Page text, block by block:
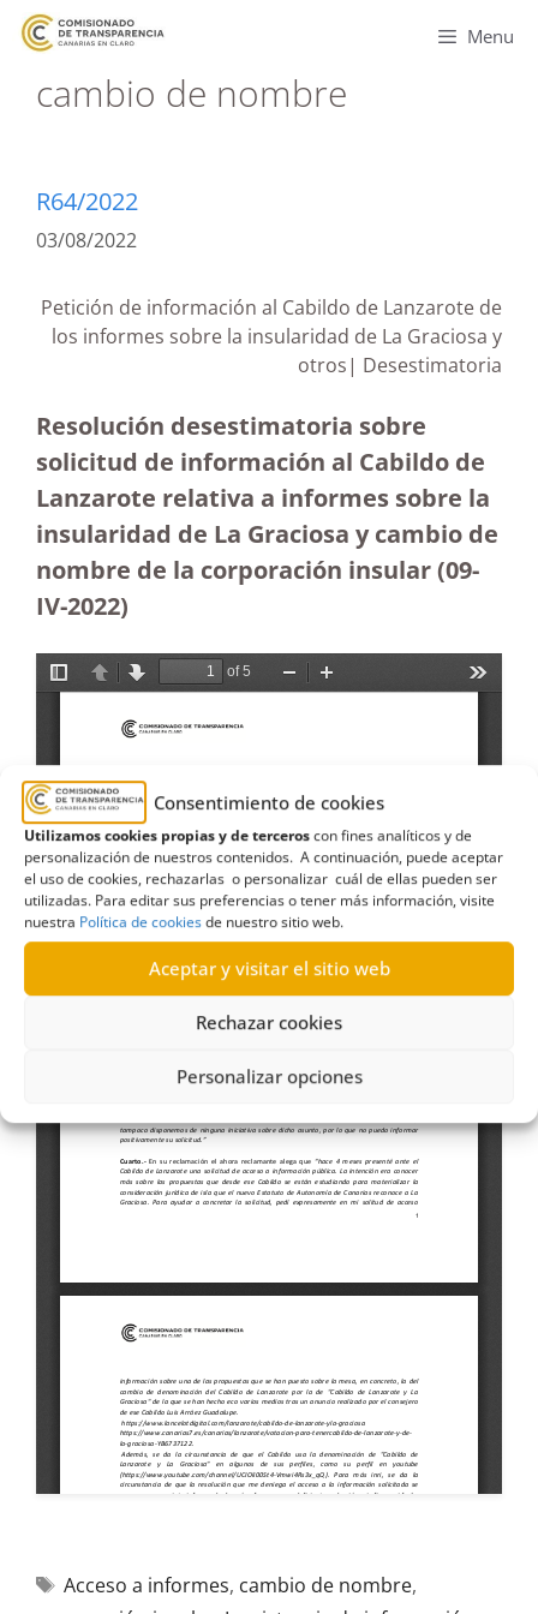
Consentimiento de cookies
Utilizamos cookies propias y de terceroscon fines analíticos y de
personalización de nuestros contenidos. A continuación, puede aceptar
el uso de cookies, rechazarlas o personalizar cuál de ellas pueden ser
utilizadas. Para editar sus preferencias o tener más información, visite
nuestra Política de cookiesde nuestro sitio web.
Aceptar y visitar el sitio web
Rechazar cookies
Personalizar opciones
Menu
cambio de nombre
R64/2022
03/08/2022
Petición de información al Cabildo de Lanzarote de
los informes sobre la insularidad de La Graciosa y
otros| Desestimatoria
Resolución desestimatoria sobre
solicitud de información al Cabildo de
Lanzarote relativa a informes sobre la
insularidad de La Graciosa y cambio de
nombre de la corporación insular (09-
IV-2022)
Acceso a informes, cambio de nombre,